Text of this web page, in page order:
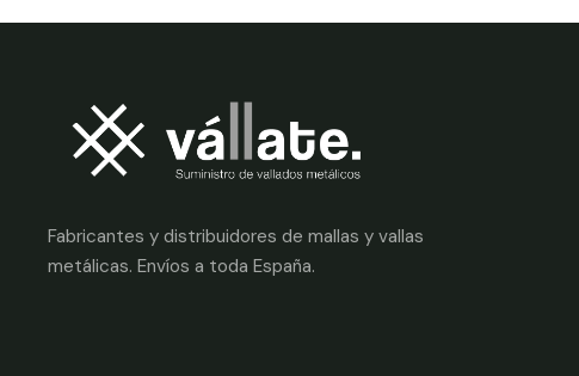
Fabricantes y distribuidores de mallas y vallas
metálicas. Envíos a toda España.